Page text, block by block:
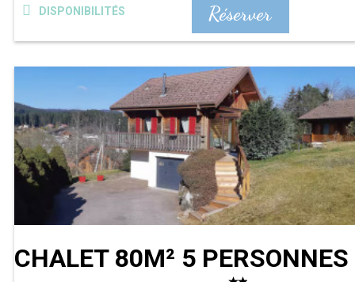
Réserver
DISPONIBILITÉS
CHALET 80M² 5 PERSONNES